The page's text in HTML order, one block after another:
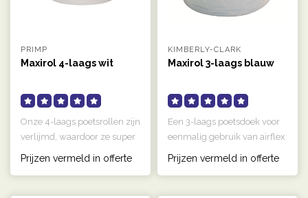
PRIMP
Maxirol 4-laags wit
Onze 4-laags poetsrollen zijn
verlijmd, waardoor ze super
Prijzen vermeld in offerte
KIMBERLY-CLARK
Maxirol 3-laags blauw
Een 3-laags poetsdoek voor
eenmalig gebruik van airflex
Prijzen vermeld in offerte